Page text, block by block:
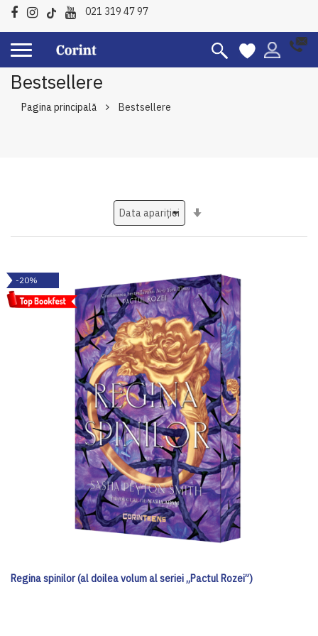
021 319 47 97
Bestsellere
Pagina principală Bestsellere
-20%
Regina spinilor (al doilea volum al seriei „Pactul Rozei”)